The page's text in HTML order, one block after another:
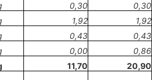
0,30 0,30
1,92 1,92
0,43 0,43
0,00 0,86
11,70 20,90